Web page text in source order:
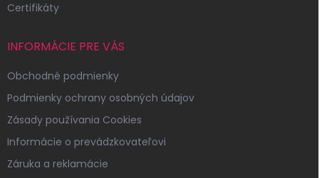
Certifikáty
INFORMÁCIE PRE VÁS
Obchodné podmienky
Podmienky ochrany osobných údajov
Zásady používania Cookies
Informácie o prevádzkovateľovi
Záruka a reklamácie